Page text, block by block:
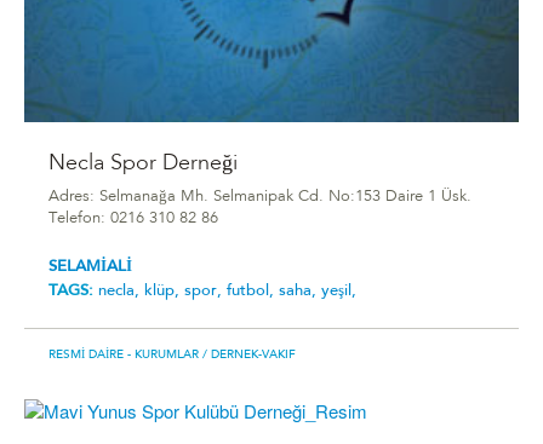
Necla Spor Derneği
Adres: Selmanağa Mh. Selmanipak Cd. No:153 Daire 1 Üsk.
Telefon: 0216 310 82 86
SELAMİALİ
TAGS: necla, klüp, spor, futbol, saha, yeşil,
RESMI DAIRE - KURUMLAR / DERNEK-VAKIF